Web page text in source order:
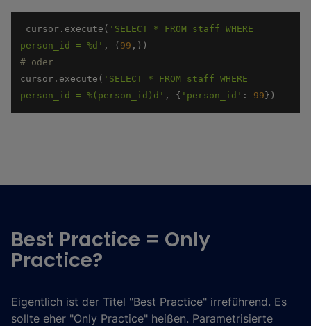
cursor.execute( 'SELECT * FROM staff WHERE
person_id = %d' , ( 99
# oder
cursor.execute( 'SELECT * FROM staff WHERE
person_id = %(person_id)d' , { 'person_id' : 99 })
Best Practice = Only
Practice?
Eigentlich ist der Titel "Best Practice" irreführend. Es
sollte eher "Only Practice" heißen. Parametrisierte